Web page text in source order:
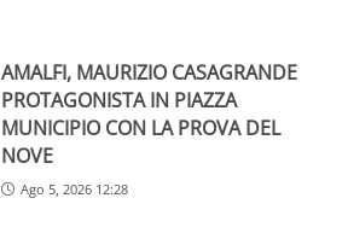
AMALFI, MAURIZIO CASAGRANDE
PROTAGONISTA IN PIAZZA
MUNICIPIO CON LA PROVA DEL
NOVE
Ago 5, 2026 12:28